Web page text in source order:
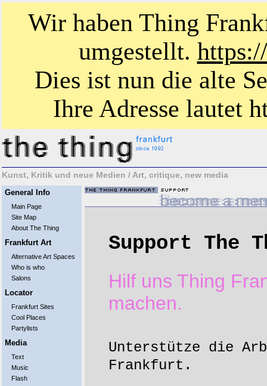
Wir haben Thing
umgestellt.
Dies ist nun die alte
Ihre Adresse lautet
Kunst, Kritik und neue Medien / Art, critique, new media
General Info
Main Page
Site Map
About The Thing
Frankfurt Art
Alternative Art Spaces
Who is who
Salons
Locator
Frankfurt Sites
Cool Places
Partylists
Media
Text
Music
Flash
Support The
Hilf uns Thing
machen.
Unterstütze die
Frankfurt.